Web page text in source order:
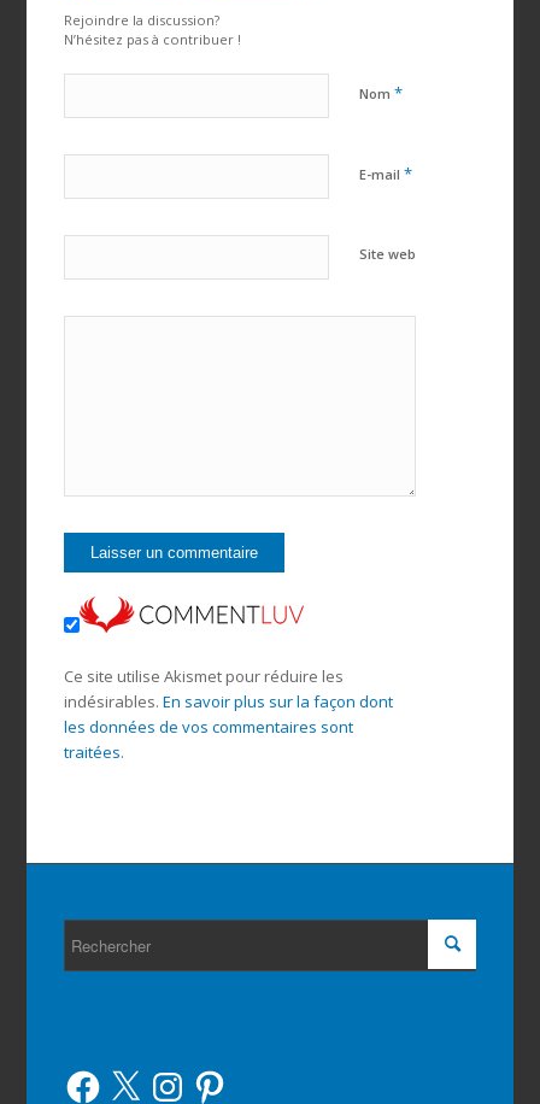
Rejoindre la discussion?
N’hésitez pas à contribuer !
Nom *
E-mail *
Site web
Ce site utilise Akismet pour réduire les
indésirables. En savoir plus sur la façon dont
les données de vos commentaires sont
traitées.
Facebook
X InstagramPinterest